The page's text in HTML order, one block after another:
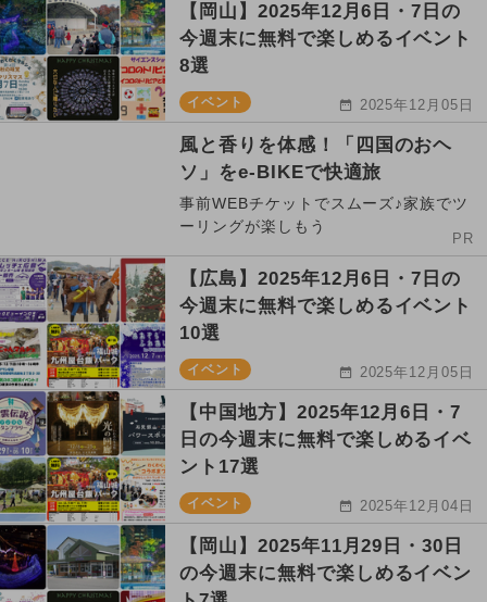
【岡山】2025年12月6日・7日の
今週末に無料で楽しめるイベント
8選
イベント 2025年12月05日
風と香りを体感！「四国のおヘ
ソ」をe-BIKEで快適旅
事前WEBチケットでスムーズ♪家族でツ
ーリングが楽しもう
PR
【広島】2025年12月6日・7日の
今週末に無料で楽しめるイベント
10選
イベント 2025年12月05日
【中国地方】2025年12月6日・7
日の今週末に無料で楽しめるイベ
ント17選
イベント 2025年12月04日
【岡山】2025年11月29日・30日
の今週末に無料で楽しめるイベン